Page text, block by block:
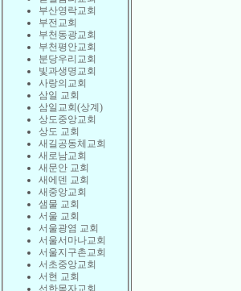
부산영락교회
부전교회
부천동광교회
부천평안교회
분당우리교회
빛과생명교회
사랑의교회
삼일 교회
삼일교회(상계)
상도중앙교회
상도 교회
새길공동체교회
새로남교회
새문안 교회
새에덴 교회
새중앙교회
샘물 교회
서울 교회
서울광염 교회
서울서마나교회
서울지구촌교회
서초중앙교회
서현 교회
선한목자교회